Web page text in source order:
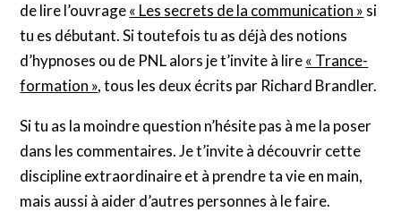
de lire l’ouvrage« Les secrets de la communication » si
tu es débutant. Si toutefois tu as déjà des notions
d’hypnoses ou de PNL alors je t’invite à lire« Trance-
formation », tous les deux écrits par Richard Brandler.
Si tu as la moindre question n’hésite pas à me la poser
dans les commentaires. Je t’invite à découvrir cette
discipline extraordinaire et à prendre ta vie en main,
mais aussi à aider d’autres personnes à le faire.